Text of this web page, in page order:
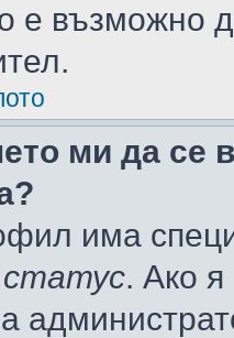
е възможно
ми да се
има
. Ако